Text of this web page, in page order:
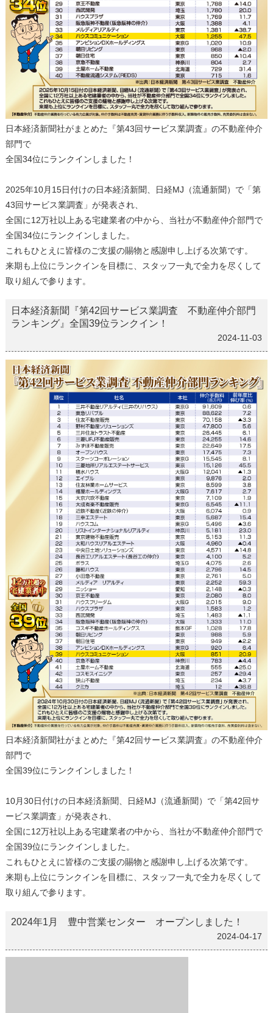
日本経済新聞社がまとめた『第43回サービス業調査』の不動産仲介
部門で
全国34位にランクインしました！
2025年10月15日付けの日本経済新聞、日経MJ（流通新聞）で「第
43回サービス業調査」が発表され、
全国に12万社以上ある宅建業者の中から、当社が不動産仲介部門で
全国34位にランクインしました。
これもひとえに皆様のご支援の賜物と感謝申し上げる次第です。
来期も上位にランクインを目標に、スタッフ一丸で全力を尽くして
取り組んで参ります。
日本経済新聞『第42回サービス業調査 不動産仲介部門
ランキング』全国39位ランクイン！
2024-11-03
日本経済新聞社がまとめた『第42回サービス業調査』の不動産仲介
部門で
全国39位にランクインしました！
10月30日付けの日本経済新聞、日経MJ（流通新聞）で「第42回サ
ービス業調査」が発表され、
全国に12万社以上ある宅建業者の中から、当社が不動産仲介部門で
全国39位にランクインしました。
これもひとえに皆様のご支援の賜物と感謝申し上げる次第です。
来期も上位にランクインを目標に、スタッフ一丸で全力を尽くして
取り組んで参ります。
2024年1月 豊中営業センター オープンしました！
2024-04-17